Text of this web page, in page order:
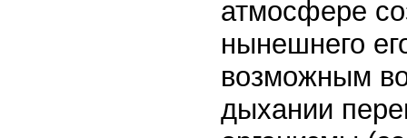
атмосфере
нынешнего
возможным
дыхании